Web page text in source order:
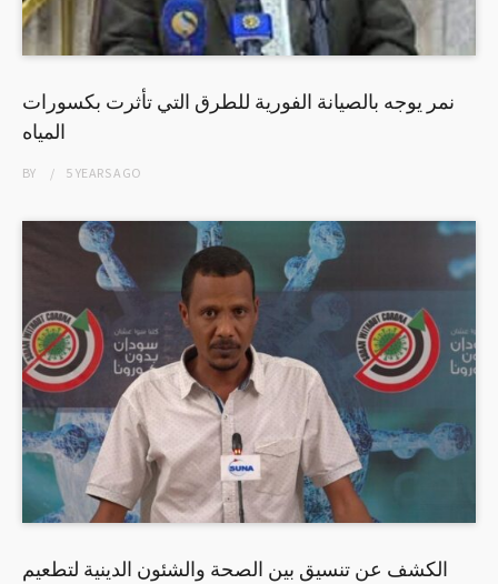
نمر يوجه بالصيانة الفورية للطرق التي تأثرت بكسورات
المياه
BY 5 YEARSAGO
الكشف عن تنسيق بين الصحة والشئون الدينية لتطعيم